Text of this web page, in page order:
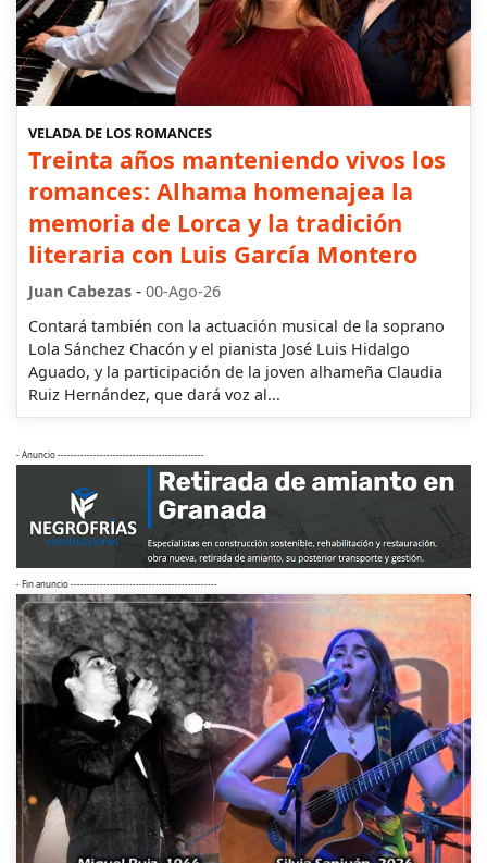
VELADA DE LOS ROMANCES
Treinta años manteniendo vivos los
romances: Alhama homenajea la
memoria de Lorca y la tradición
literaria con Luis García Montero
Juan Cabezas - 00-Ago-26
Contará también con la actuación musical de la soprano
Lola Sánchez Chacón y el pianista José Luis Hidalgo
Aguado, y la participación de la joven alhameña Claudia
Ruiz Hernández, que dará voz al...
- Anuncio ---------------------------------------------
- Fin anuncio ---------------------------------------------